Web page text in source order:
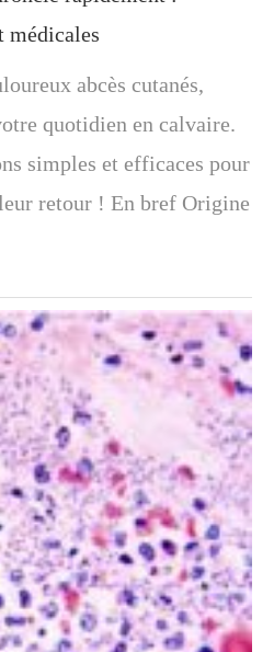
médicales
abcès cutanés,
quotidien en calvaire.
simples et efficaces pour
retour ! En bref Origine